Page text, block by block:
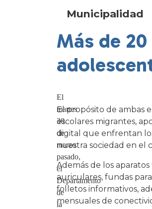
Municipalidad
Más de
El
martes
30
de
marzo
pasado,
el
Departamento
de
la
El propósito de ambas
escolares migrantes,
digital que enfrentan
nuestra sociedad en el
Además de los
auriculares, fundas
folletos informativos,
mensuales de